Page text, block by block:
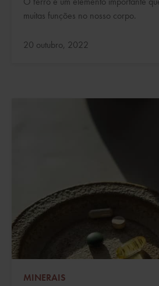
muitas funções no nosso corpo.
Atualizado:
20 outubro, 2022
MINERAIS